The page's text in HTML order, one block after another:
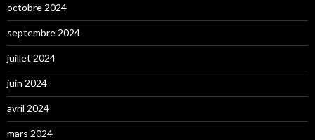
octobre 2024
septembre 2024
juillet 2024
juin 2024
avril 2024
mars 2024